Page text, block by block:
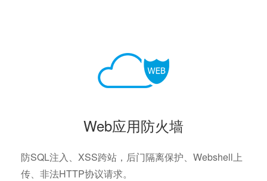
Web应用防火墙
防SQL注入、XSS跨站，后门隔离保护、Webshell上
传、非法HTTP协议请求。